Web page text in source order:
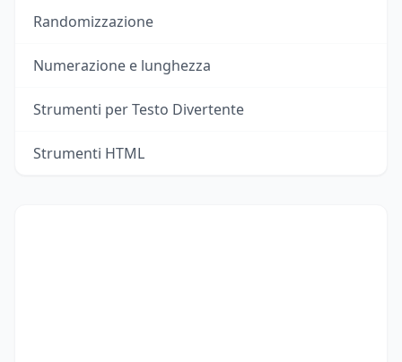
Randomizzazione
Numerazione e lunghezza
Strumenti per Testo Divertente
Strumenti HTML